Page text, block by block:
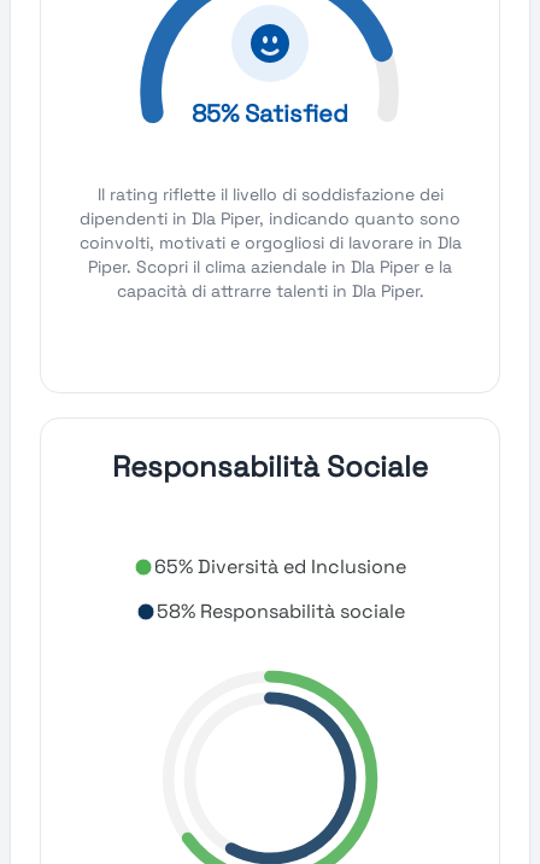
85% Satisfied
Il rating riflette il livello di soddisfazione dei
dipendenti in Dla Piper, indicando quanto sono
coinvolti, motivati e orgogliosi di lavorare in Dla
Piper. Scopri il clima aziendale in Dla Piper e la
capacità di attrarre talenti in Dla Piper.
Responsabilità Sociale
65% Diversità ed Inclusione
58% Responsabilità sociale